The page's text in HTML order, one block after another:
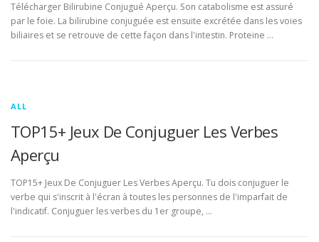
Télécharger Bilirubine Conjugué Aperçu. Son catabolisme est assuré
par le foie. La bilirubine conjuguée est ensuite excrétée dans les voies
biliaires et se retrouve de cette façon dans l'intestin. Proteine …
ALL
TOP15+ Jeux De Conjuguer Les Verbes
Aperçu
TOP15+ Jeux De Conjuguer Les Verbes Aperçu. Tu dois conjuguer le
verbe qui s'inscrit à l'écran à toutes les personnes de l'imparfait de
l'indicatif. Conjuguer les verbes du 1er groupe, …